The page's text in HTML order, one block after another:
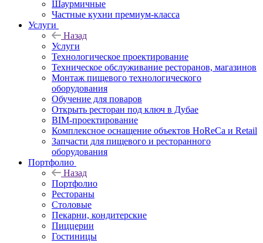
Шаурмичные
Частные кухни премиум-класса
Услуги
Назад
Услуги
Технологическое проектирование
Техническое обслуживание ресторанов, магазинов
Монтаж пищевого технологического
оборудования
Обучение для поваров
Открыть ресторан под ключ в Дубае
BIM-проектирование
Комплексное оснащение объектов HoReCa и Retail
Запчасти для пищевого и ресторанного
оборудования
Портфолио
Назад
Портфолио
Рестораны
Столовые
Пекарни, кондитерские
Пиццерии
Гостиницы